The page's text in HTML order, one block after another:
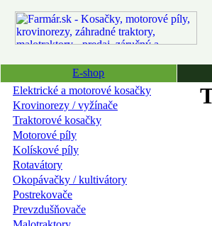
E-shop
Elektrické a motorové kosačky
Krovinorezy / vyžínače
Traktorové kosačky
Motorové píly
Kolískové píly
Rotavátory
Okopávačky / kultivátory
Postrekovače
Prevzdušňovače